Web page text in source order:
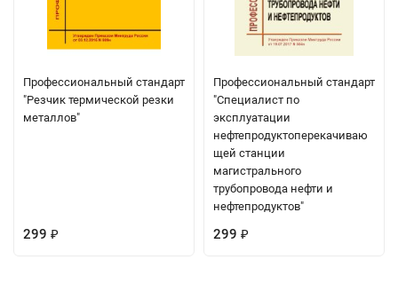
Профессиональный стандарт
"Резчик термической резки
металлов"
299 ₽
Профессиональный стандарт
"Специалист по
эксплуатации
нефтепродуктоперекачиваю
щей станции
магистрального
трубопровода нефти и
нефтепродуктов"
299 ₽